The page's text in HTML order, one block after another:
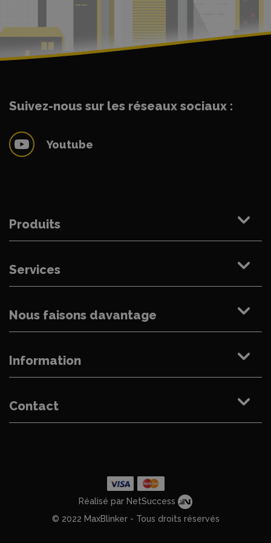
Suivez-nous sur les réseaux sociaux :
Youtube
Produits
Services
Nous faisons davantage
Information
Contact
Réalisé par NetSuccess
© 2022 MaxBlinker - Tous droits réservés